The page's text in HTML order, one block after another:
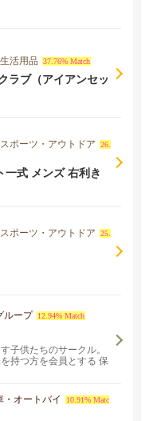
生活用品 37.76% Match
ラブ（アイアンセッ
スポーツ・アウトドア
26.
一式 メンズ 右利き
スポーツ・アウトドア
25.
ループ 12.94% Match
子供たちのサークル。
持つ方を会員とする 保
・オートバイ
10.91% Matc